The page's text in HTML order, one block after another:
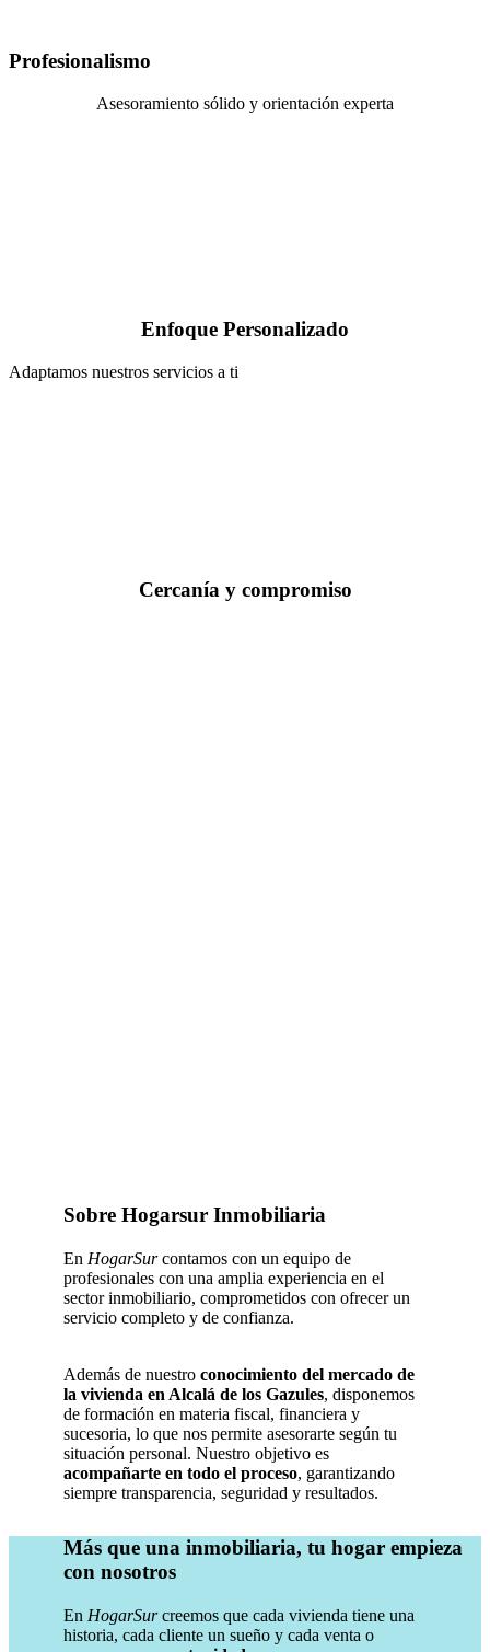
Profesionalismo
Asesoramiento sólido y orientación experta
Enfoque Personalizado
Adaptamos nuestros servicios a ti
Cercanía y compromiso
Sobre Hogarsur Inmobiliaria
En HogarSurcontamos con un equipo de
profesionales con una amplia experiencia en el
sector inmobiliario, comprometidos con ofrecer un
servicio completo y de confianza.
Además de nuestro conocimiento del mercado de
la vivienda en Alcalá de los Gazules, disponemos
de formación en materia fiscal, financiera y
sucesoria, lo que nos permite asesorarte según tu
situación personal. Nuestro objetivo es
acompañarte en todo el proceso, garantizando
siempre transparencia, seguridad y resultados.
Más que una inmobiliaria, tu hogar empieza
con nosotros
En HogarSurcreemos que cada vivienda tiene una
historia, cada cliente un sueño y cada venta o